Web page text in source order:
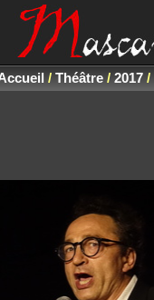
/ Théâtre/ 2017/